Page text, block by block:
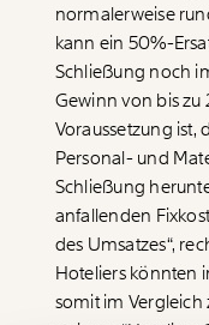
Werde
unsere Wirtschaft
funktioniert.
Netz.
so bleiben.
unterstütze uns
Du überweist
normalerweise
kann ein 50%-
Schließung noch
Gewinn von bis zu
Voraussetzung ist,
Personal- und
Schließung
anfallenden
des Umsatzes“,
Hoteliers könnten
somit im